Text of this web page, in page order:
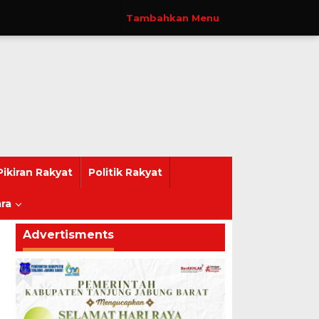
Tambahkan Menu
Rakyat Politik Rakyat
Advertisments